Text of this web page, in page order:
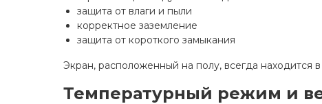
защита от влаги и пыли
корректное заземление
защита от короткого замыкания
Экран, расположенный на полу, всегда
Температурный режим и